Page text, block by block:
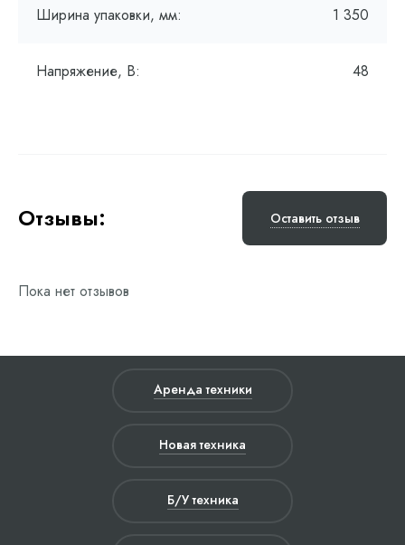
Ширина упаковки, мм: 1 350
Напряжение, В: 48
Отзывы: Оставить отзыв
Пока нет отзывов
Аренда техники
Новая техника
Б/У техника